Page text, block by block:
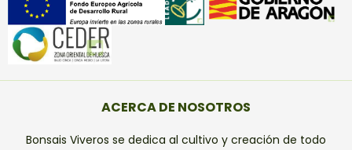
ACERCA DE NOSOTROS
Bonsais Viveros se dedica al cultivo y creación de todo